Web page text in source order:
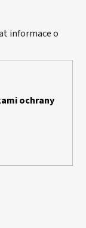
informace o
ochrany